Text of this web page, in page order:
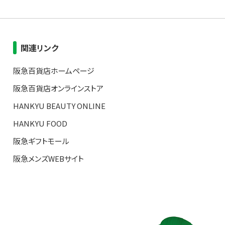
関連リンク
阪急百貨店ホームページ
阪急百貨店オンラインストア
HANKYU BEAUTY ONLINE
HANKYU FOOD
阪急ギフトモール
阪急メンズWEBサイト